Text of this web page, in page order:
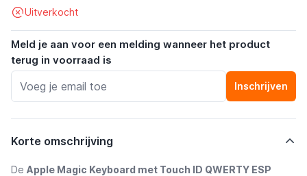
Uitverkocht
Meld je aan voor een melding wanneer het product
terug in voorraad is
Inschrijven
Korte omschrijving
De Apple Magic Keyboard met Touch ID QWERTY ESP